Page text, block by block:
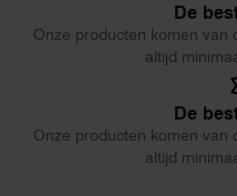
De
Onze producten komen van
altijd
De
Onze producten komen van
altijd